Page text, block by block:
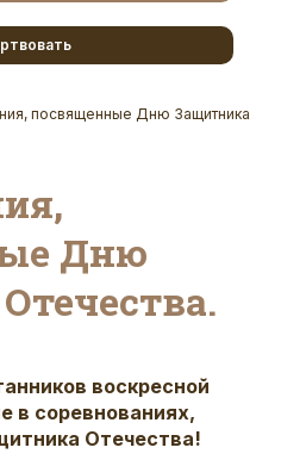
посвященные Дню Защитника
Дню
воскресной
в соревнованиях,
Отечества!